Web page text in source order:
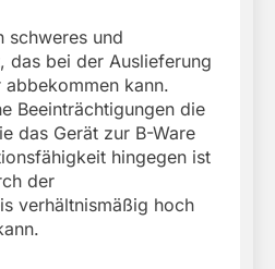
schweres und
das bei der Auslieferung
kann.
Beeinträchtigungen die
das Gerät zur B-Ware
hingegen ist
der
verhältnismäßig hoch